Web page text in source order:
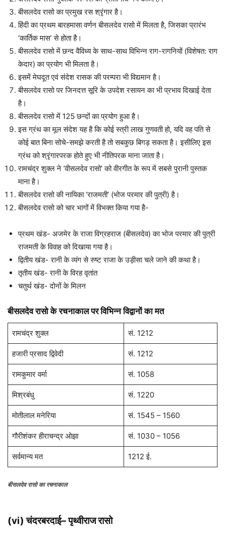
बीसलदेव रासो का प्रमुख रस श्रृंगार है।
हिंदी का प्रथम बारहमासा वर्णन बीसलदेव रासो में मिलता है, जिसका प्रारंभ
‘कार्तिक मास’ से होता है।
बीसलदेव रासो में छन्द वैविध्य के साथ-साथ विभिन्न राग-रागनियों (विशेषत: राग
केदार) का प्रयोग भी मिलता है।
इसमें मेघदूत एवं संदेश रासक की परम्परा भी विद्यमान है।
बीसलदेव रासो पर जिनदत्त सूरि के उपदेश रसायन का भी प्रभाव दिखाई देता
है।
बीसलदेव रासो में 125 छन्दों का प्रयोग हुआ है।
इस ग्रंथ का मूल संदेश यह है कि कोई स्त्री लाख गुणवती हो, यदि वह पति से
कोई बात बिना सोचे-समझे करती है तो सबकुछ बिगड़ सकता है। इसीलिए इस
ग्रंथ को श्रृंगारपरक होते हुए भी नीतिपरक माना जाता है।
रामचंद्र शुक्ल ने ‘वीसलदेव रासो’ को वीरगीत के रूप में सबसे पुरानी पुस्तक
माना है।
बीसलदेव रासो की नायिका ‘राजमती’ (भोज परमार की पुत्री) है।
बीसलदेव रासो को चार भागों में विभक्त किया गया है-
प्रथम खंड- अजमेर के राजा विग्रहराज (बीसलदेव) का भोज परमार की पुत्री
राजमती के विवाह को दिखाया गया है।
द्वितीय खंड- रानी के व्यंग से रुष्ट राजा के उड़ीसा चले जाने की कथा है।
तृतीय खंड- रानी के विरह वृतांत
चतुर्थ खंड- दोनों के मिलन
बीसलदेव रासो के रचनाकाल पर विभिन्न विद्वानों का मत
रामचंद्र शुक्ल सं. 1212
हजारी प्रसाद द्विवेदी सं. 1212
रामकुमार वर्मा सं. 1058
मिश्रबंधु सं. 1220
मोतीलाल मनेरिया सं. 1545 – 1560
गौरीशंकर हीराचन्द्र ओझा सं. 1030 – 1056
सर्वमान्य मत 1212 ई.
बीसलदेव रासो का रचनाकाल
(vi) चंदरबरदाई–पृथ्वीराज रासो